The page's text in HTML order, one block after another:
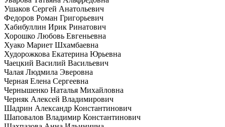
Ушаков Сергей Анатольевич
Федоров Роман Григорьевич
Хабибуллин Ирик Ринатович
Хорошко Любовь Евгеньевна
Хуако Мариет Шхамбаевна
Худорожкова Екатерина Юрьевна
Чаецкий Василий Васильевич
Чалая Людмила Эверовна
Черная Елена Сергеевна
Чернышенко Наталья Михайловна
Черняк Алексей Владимирович
Шадрин Александр Константинович
Шаповалов Владимир Константинович